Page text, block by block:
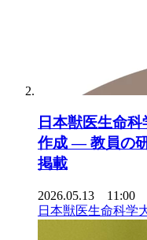
日本獣医生命
作成 ― 教員の
掲載
2026.05.13 11:00
日本獣医生命科学